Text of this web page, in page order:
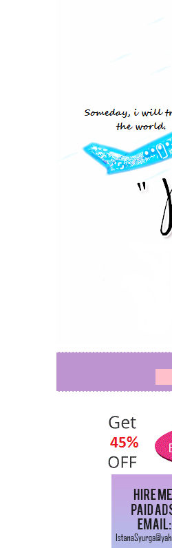
Biar Mimpi
p/s: jika pengolahan ayat